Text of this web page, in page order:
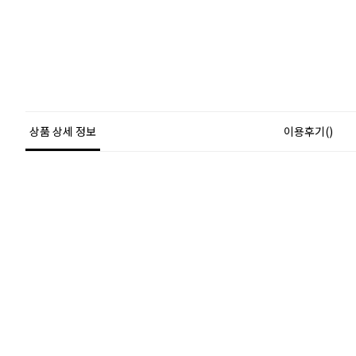
상품 상세 정보 이용후기()